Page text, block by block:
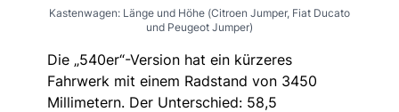
Kastenwagen: Länge und Höhe (Citroen Jumper, Fiat Ducato
und Peugeot Jumper)
Die „540er“-Version hat ein kürzeres
Fahrwerk mit einem Radstand von 3450
Millimetern. Der Unterschied: 58,5